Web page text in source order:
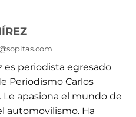
es periodista egresado
Periodismo Carlos
Le apasiona el mundo de
automovilismo. Ha